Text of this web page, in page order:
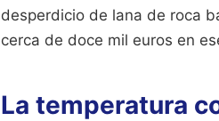
desperdicio de lana de roca
cerca de doce mil euros en
La temperatura